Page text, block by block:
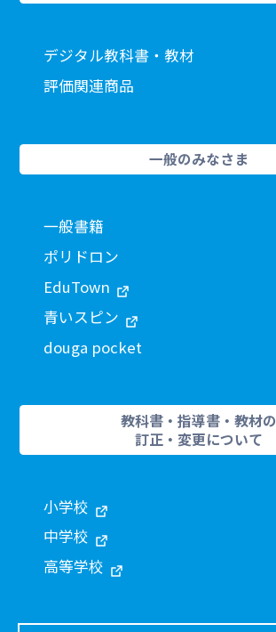
デジタル教科書・教材
評価関連商品
一般のみなさま
一般書籍
ポリドロン
EduTown
青いスピン
douga pocket
教科書・指導書・教材の
訂正・変更について
小学校
中学校
高等学校